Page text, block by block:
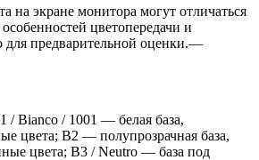
на экране монитора могут отличаться
цветопередачи и
для предварительной оценки.—
/ Bianco / 1001 — белая база,
цвета; B2 — полупрозрачная база,
цвета; B3 / Neutro — база под